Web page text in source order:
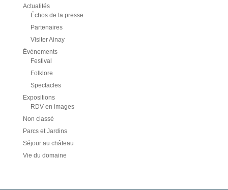
Actualités
Échos de la presse
Partenaires
Visiter Ainay
Évènements
Festival
Folklore
Spectacles
Expositions
RDV en images
Non classé
Parcs et Jardins
Séjour au château
Vie du domaine